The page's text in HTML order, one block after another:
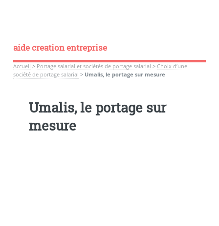
aide creation entreprise
Accueil > Portage salarial et sociétés de portage salarial > Choix d’une
société de portage salarial > Umalis, le portage sur mesure
Umalis, le portage sur
mesure